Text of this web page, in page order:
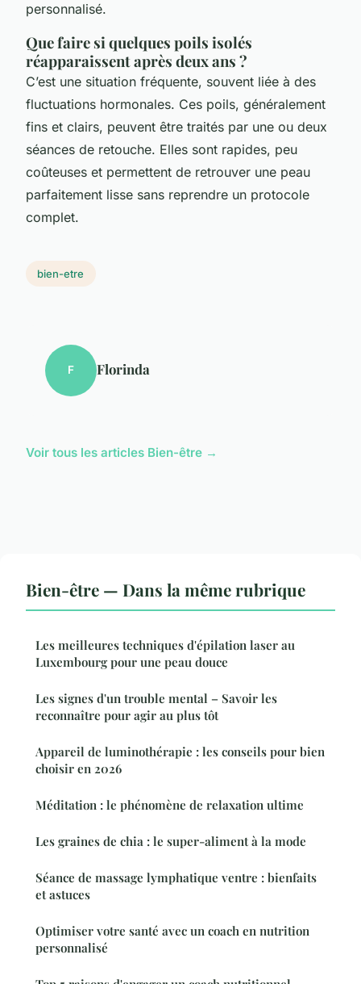
personnalisé.
Que faire si quelques poils isolés
réapparaissent après deux ans ?
C’est une situation fréquente, souvent liée à des
fluctuations hormonales. Ces poils, généralement
fins et clairs, peuvent être traités par une ou deux
séances de retouche. Elles sont rapides, peu
coûteuses et permettent de retrouver une peau
parfaitement lisse sans reprendre un protocole
complet.
bien-etre
F Florinda
Voir tous les articles Bien-être →
Bien-être — Dans la même rubrique
Les meilleures techniques d'épilation laser au
Luxembourg pour une peau douce
Les signes d'un trouble mental – Savoir les
reconnaître pour agir au plus tôt
Appareil de luminothérapie : les conseils pour bien
choisir en 2026
Méditation : le phénomène de relaxation ultime
Les graines de chia : le super-aliment à la mode
Séance de massage lymphatique ventre : bienfaits
et astuces
Optimiser votre santé avec un coach en nutrition
personnalisé